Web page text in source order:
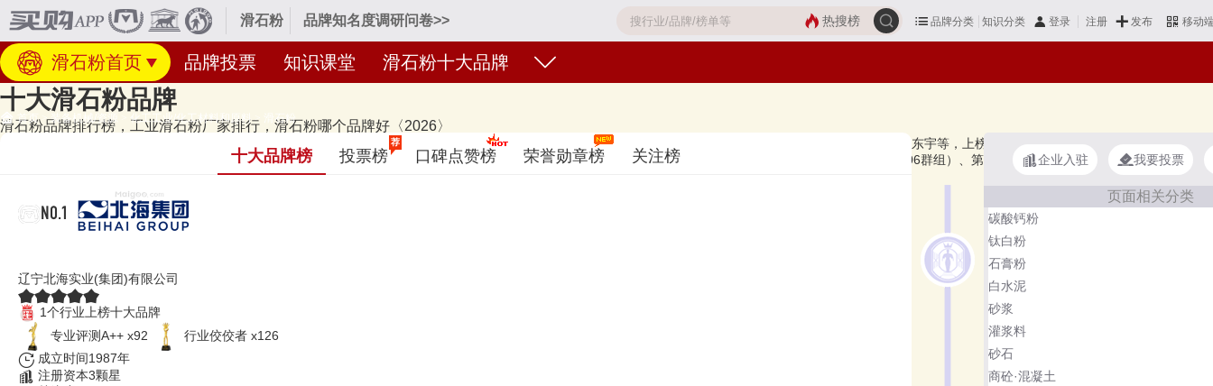
滑石粉 品牌知名度调研问卷>> 品牌分类 知识分类 登录 注册 发布 移动
热搜榜
滑石粉首页 品牌投票 知识课堂 滑石粉十大品牌
十大滑石粉品牌
滑石粉品牌排行榜，工业滑石粉厂家排行，滑石粉哪个品牌好〈2026〉
发布啦！居前十的有：北海集团、艾海AIHAI、白鸽、K牌、金猴牌、鑫达滑石、桂花牌、后英HOUYING、广源化工、东宇等，上榜滑石粉十大品牌榜单和著名滑石粉品牌
名度高、有实力的品牌，排名不分先后，仅供借鉴参考，想知道什么牌子的滑石粉好？您可以多比较，选择自己满意的！滑石粉品牌主要属于商标分类的第3类（0306群组）、第5类（0501群组）。榜单更新时间：
首页 > 装备机械/资源 化工工业/化工材料和原料 > 滑石粉
十大品牌榜 投票榜
荐
口碑点赞榜 荣誉勋章榜 关注榜
NO.1
辽宁北海实业(集团)有限公司
1个行业上榜十大品牌
专业​评测A++ x92
行业佼佼者 x126
成立时间1987年
注册资本3颗星
企业入驻 我要投票
页面相关分类
碳酸钙粉
钛白粉
石膏粉
白水泥
砂浆
灌浆料
砂石
商砼·混凝土